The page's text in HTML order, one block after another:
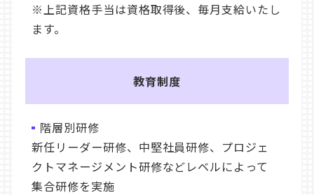
※上記資格手当は資格取得後、毎月支給いたし
ます。
教育制度
階層別研修
新任リーダー研修、中堅社員研修、プロジェ
クトマネージメント研修などレベルによって
集合研修を実施